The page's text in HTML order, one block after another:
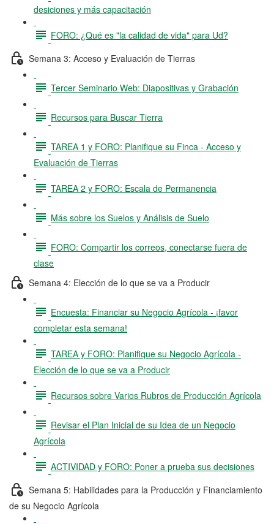
desiciones y más capacitación
FORO: ¿Qué es "la calidad de vida" para Ud?
Semana 3: Acceso y Evaluación de Tierras
Tercer Seminario Web: Diapositivas y Grabación
Recursos para Buscar Tierra
TAREA 1 y FORO: Planifique su Finca - Acceso y
Evaluación de Tierras
TAREA 2 y FORO: Escala de Permanencia
Más sobre los Suelos y Análisis de Suelo
FORO: Compartir los correos, conectarse fuera de
clase
Semana 4: Elección de lo que se va a Producir
Encuesta: Financiar su Negocio Agrícola - ¡favor
completar esta semana!
TAREA y FORO: Planifique su Negocio Agrícola -
Elección de lo que se va a Producir
Recursos sobre Varios Rubros de Producción Agrícola
Revisar el Plan Inicial de su Idea de un Negocio
Agrícola
ACTIVIDAD y FORO: Poner a prueba sus decisiones
Semana 5: Habilidades para la Producción y Financiamiento
de su Negocio Agrícola